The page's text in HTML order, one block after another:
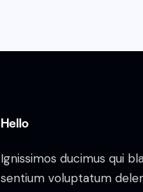
Hello
Ignissimos ducimus qui
sentium voluptatum